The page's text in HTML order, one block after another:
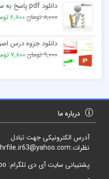
دانلود pdf پاسخ به سوالات رایج سخت افزاری
8,000 تومان 6,800 تومان
دانلود جزوه درس
9,000 تومان 7,800 تومان
درباره ما
آدرس الکترونیکی جهت تبادل
نظرات:mehrfile.ir63@yahoo.com
پشتیبانی سایت آی دی تلگرام: pciooo